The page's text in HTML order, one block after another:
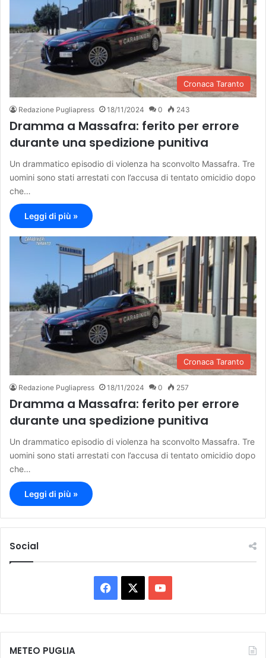
Cronaca Taranto
Redazione Pugliapress 18/11/2024 0 243
Dramma a Massafra: ferito per errore
durante una spedizione punitiva
Un drammatico episodio di violenza ha sconvolto Massafra. Tre
uomini sono stati arrestati con l’accusa di tentato omicidio dopo
che…
Leggi di più »
Cronaca Taranto
Redazione Pugliapress 18/11/2024 0 257
Dramma a Massafra: ferito per errore
durante una spedizione punitiva
Un drammatico episodio di violenza ha sconvolto Massafra. Tre
uomini sono stati arrestati con l’accusa di tentato omicidio dopo
che…
Leggi di più »
Social
a
c
o
u
METEO PUGLIA